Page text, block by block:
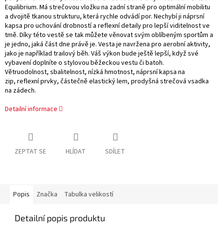
Equilibrium. Má strečovou vložku na zadní straně pro optimální mobilitu
a dvojitě tkanou strukturu, která rychle odvádí por. Nechybí ji náprsní
kapsa pro uchování drobností a reflexní detaily pro lepší viditelnost ve
tmě. Díky této vestě se tak můžete věnovat svým oblíbeným sportům a
je jedno, jaká část dne právě je. Vesta je navržena pro aerobní aktivity,
jako je například trailový běh. Váš výkon bude ještě lepší, když své
vybavení doplníte o stylovou běžeckou vestu či batoh.
Větruodolnost, sbalitelnost, nízká hmotnost, náprsní kapsa na
zip, reflexní prvky, částečně elastický lem, prodyšná strečová vsadka
na zádech.
Detailní informace
ZEPTAT SE HLÍDAT SDÍLET
Popis Značka Tabulka velikostí
Detailní popis produktu